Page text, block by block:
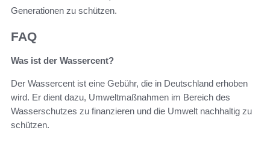
Generationen zu schützen.
FAQ
Was ist der Wassercent?
Der Wassercent ist eine Gebühr, die in Deutschland erhoben
wird. Er dient dazu, Umweltmaßnahmen im Bereich des
Wasserschutzes zu finanzieren und die Umwelt nachhaltig zu
schützen.